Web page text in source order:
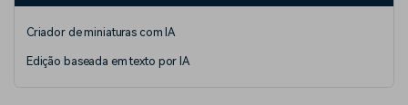
Criador de miniaturas com IA
Edição baseada em texto por IA